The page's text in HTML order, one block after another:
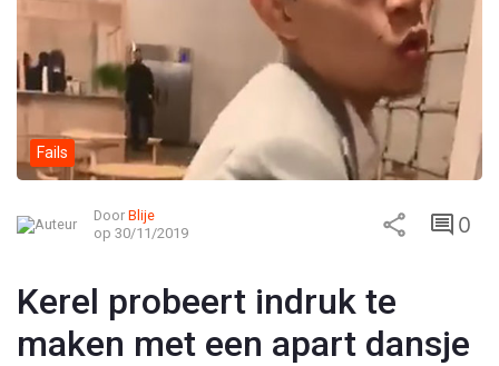
Fails
Door Blije
op 30/11/2019
0
Kerel probeert indruk te
maken met een apart dansje